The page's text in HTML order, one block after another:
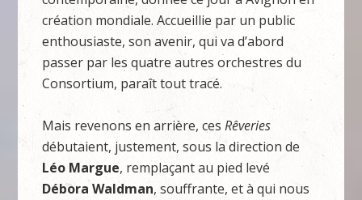
création mondiale. Accueillie par un public
enthousiaste, son avenir, qui va d’abord
passer par les quatre autres orchestres du
Consortium, paraît tout tracé.
Mais revenons en arrière, cesRêveries
débutaient, justement, sous la direction de
Léo Margue, remplaçant au pied levé
Débora Waldman, souffrante, et à qui nous